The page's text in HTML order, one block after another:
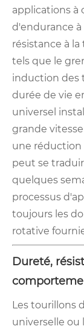
applications à
d'endurance à
résistance à
tels que le
induction des
durée de vie
universel
grande
une réduction
peut se
quelques
processus
toujours les
rotative
Dureté,
Les tourillons
universelle ou